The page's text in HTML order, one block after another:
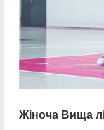
Жіноча Вища